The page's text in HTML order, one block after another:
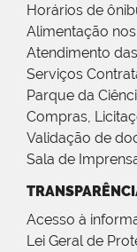
Horários de
Alimentação
Atendimento
Serviços
Parque da
Compras,
Validação de
Sala de
Acesso à
Lei Geral de